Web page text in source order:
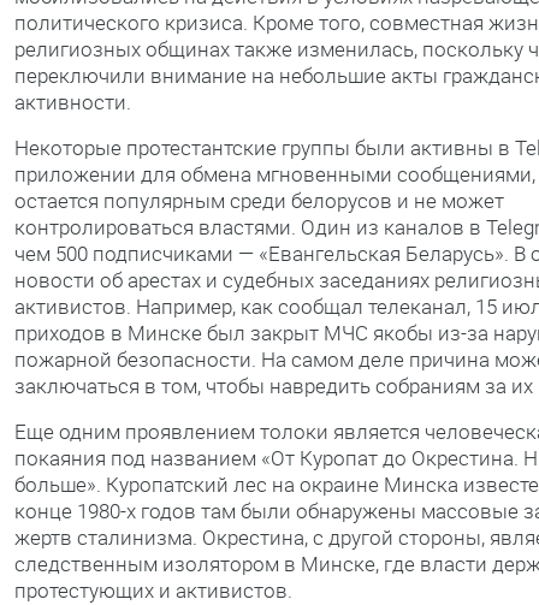
политического кризиса. Кроме того, совместная
религиозных общинах также изменилась, поскольку
переключили внимание на небольшие акты
активности.
Некоторые протестантские группы были активны в
приложении для обмена мгновенными сообщениями,
остается популярным среди белорусов и не может
контролироваться властями. Один из каналов в
чем 500 подписчиками — «Евангельская Беларусь». В
новости об арестах и ​​судебных заседаниях
активистов. Например, как сообщал телеканал, 15
приходов в Минске был закрыт МЧС якобы из-за
пожарной безопасности. На самом деле причина
заключаться в том, чтобы навредить собраниям за их
Еще одним проявлением толоки является
покаяния под названием «От Куропат до Окрестина.
больше». Куропатский лес на окраине Минска
конце 1980-х годов там были обнаружены массовые
жертв сталинизма. Окрестина, с другой стороны,
следственным изолятором в Минске, где власти
протестующих и активистов.